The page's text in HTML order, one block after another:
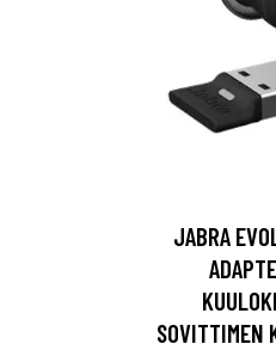
JABRA
SOVITTIMEN